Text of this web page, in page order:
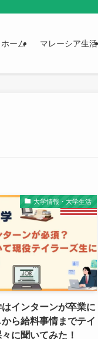
ホーム マレーシア生活
大学情報・大学生活
インターンが卒業に
ら給料事情までテイ
に聞いてみた！